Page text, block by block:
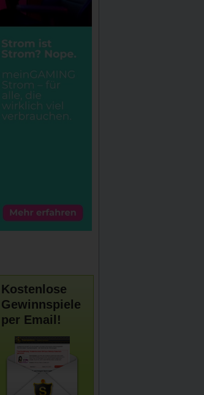
Kostenlose
Gewinnspiele
per Email!